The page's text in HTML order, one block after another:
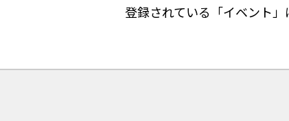
登録されている「イベント」